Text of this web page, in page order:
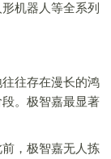
机器人等全系列
往存在漫长的鸿
。极智嘉最显著
，极智嘉无人拣